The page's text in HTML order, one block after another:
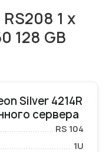
1 x
128 GB
Silver 4214R
сервера
RS 104
1U